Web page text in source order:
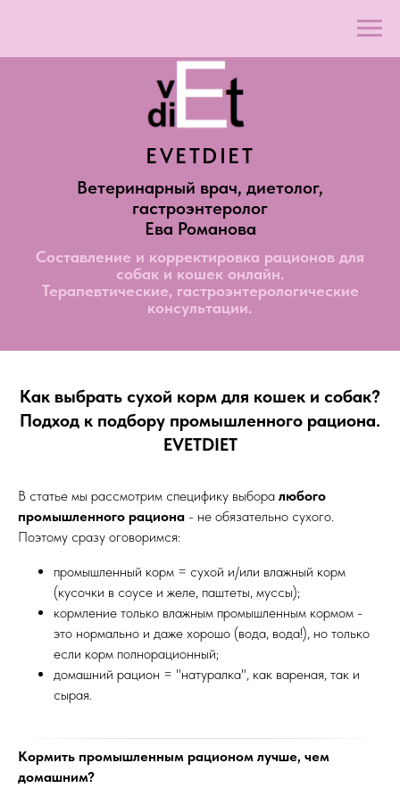
EVETDIET
Ветеринарный врач, диетолог,
гастроэнтеролог
Ева Романова
Составление и корректировка рационов для
собак и кошек онлайн.
Терапевтические, гастроэнтерологические
консультации.
Как выбрать сухой корм для кошек и собак?
Подход к подбору промышленного рациона.
EVETDIET
В статье мы рассмотрим специфику выбора любого
промышленного рациона - не обязательно сухого.
Поэтому сразу оговоримся:
промышленный корм = сухой и/или влажный корм
(кусочки в соусе и желе, паштеты, муссы);
кормление только влажным промышленным кормом -
это нормально и даже хорошо (вода, вода!), но только
если корм полнорационный;
домашний рацион = "натуралка", как вареная, так и
сырая.
Кормить промышленным рационом лучше, чем
домашним?